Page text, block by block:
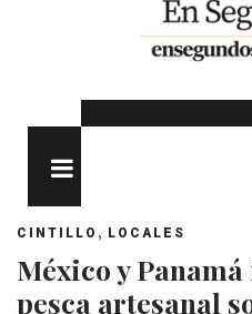
CINTILLO , LOCALES
México y
pesca artesanal